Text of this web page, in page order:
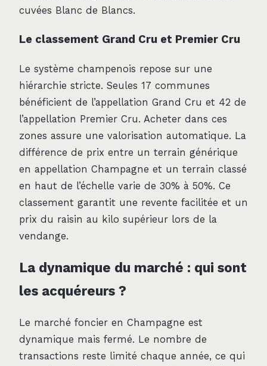
cuvées Blanc de Blancs.
Le classement Grand Cru et Premier Cru
Le système champenois repose sur une
hiérarchie stricte. Seules 17 communes
bénéficient de l’appellation Grand Cru et 42 de
l’appellation Premier Cru. Acheter dans ces
zones assure une valorisation automatique. La
différence de prix entre un terrain générique
en appellation Champagne et un terrain classé
en haut de l’échelle varie de 30% à 50%. Ce
classement garantit une revente facilitée et un
prix du raisin au kilo supérieur lors de la
vendange.
La dynamique du marché : qui sont
les acquéreurs ?
Le marché foncier en Champagne est
dynamique mais fermé. Le nombre de
transactions reste limité chaque année, ce qui